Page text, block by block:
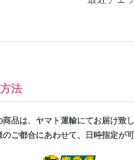
法
商品は、ヤマト運輸にてお届け致し
のご都合にあわせて、日時指定が可